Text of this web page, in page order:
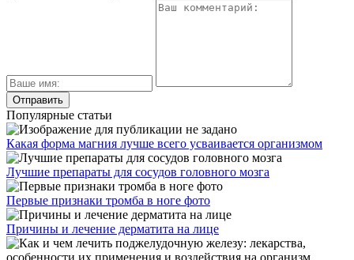
Популярные статьи
Какая форма магния лучше всего усваивается организмом
Лучшие препараты для сосудов головного мозга
Первые признаки тромба в ноге фото
Причины и лечение дерматита на лице